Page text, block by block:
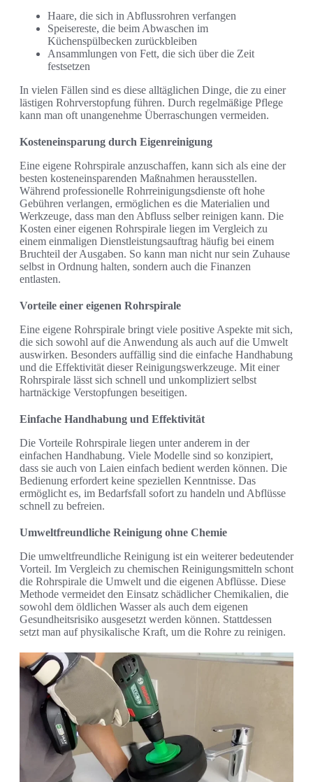
Haare, die sich in Abflussrohren verfangen
Speisereste, die beim Abwaschen im
Küchenspülbecken zurückbleiben
Ansammlungen von Fett, die sich über die Zeit
festsetzen
In vielen Fällen sind es diese alltäglichen Dinge, die zu einer
lästigen Rohrverstopfung führen. Durch regelmäßige Pflege
kann man oft unangenehme Überraschungen vermeiden.
Kosteneinsparung durch Eigenreinigung
Eine eigene Rohrspirale anzuschaffen, kann sich als eine der
besten kosteneinsparenden Maßnahmen herausstellen.
Während professionelle Rohrreinigungsdienste oft hohe
Gebühren verlangen, ermöglichen es die Materialien und
Werkzeuge, dass man den Abfluss selber reinigen kann. Die
Kosten einer eigenen Rohrspirale liegen im Vergleich zu
einem einmaligen Dienstleistungsauftrag häufig bei einem
Bruchteil der Ausgaben. So kann man nicht nur sein Zuhause
selbst in Ordnung halten, sondern auch die Finanzen
entlasten.
Vorteile einer eigenen Rohrspirale
Eine eigene Rohrspirale bringt viele positive Aspekte mit sich,
die sich sowohl auf die Anwendung als auch auf die Umwelt
auswirken. Besonders auffällig sind die einfache Handhabung
und die Effektivität dieser Reinigungswerkzeuge. Mit einer
Rohrspirale lässt sich schnell und unkompliziert selbst
hartnäckige Verstopfungen beseitigen.
Einfache Handhabung und Effektivität
Die Vorteile Rohrspirale liegen unter anderem in der
einfachen Handhabung. Viele Modelle sind so konzipiert,
dass sie auch von Laien einfach bedient werden können. Die
Bedienung erfordert keine speziellen Kenntnisse. Das
ermöglicht es, im Bedarfsfall sofort zu handeln und Abflüsse
schnell zu befreien.
Umweltfreundliche Reinigung ohne Chemie
Die umweltfreundliche Reinigung ist ein weiterer bedeutender
Vorteil. Im Vergleich zu chemischen Reinigungsmitteln schont
die Rohrspirale die Umwelt und die eigenen Abflüsse. Diese
Methode vermeidet den Einsatz schädlicher Chemikalien, die
sowohl dem öldlichen Wasser als auch dem eigenen
Gesundheitsrisiko ausgesetzt werden können. Stattdessen
setzt man auf physikalische Kraft, um die Rohre zu reinigen.